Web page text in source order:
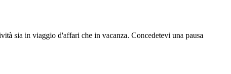
sia in viaggio d'affari che in vacanza. Concedetevi una pausa